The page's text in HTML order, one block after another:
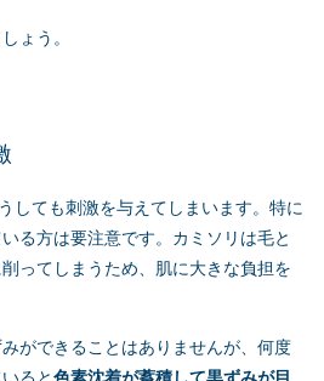
ょう。
しても刺激を与えてしまいます。特に
る方は要注意です。カミソリは毛と
ってしまうため、肌に大きな負担を
ができることはありませんが、何度